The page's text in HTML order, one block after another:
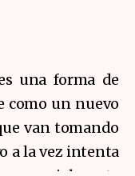
una forma de
como un nuevo
van tomando
a la vez intenta